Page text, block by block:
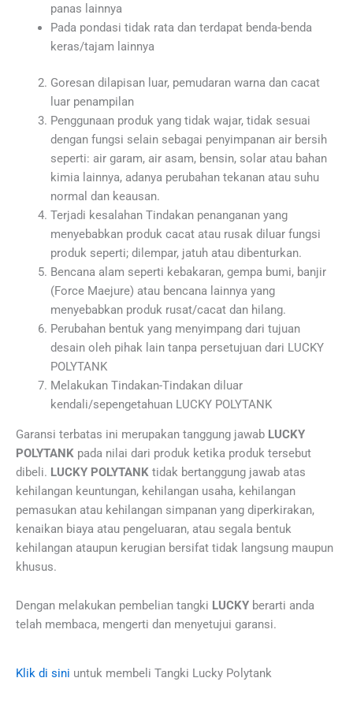
panas lainnya
Pada pondasi tidak rata dan terdapat benda-benda
keras/tajam lainnya
Goresan dilapisan luar, pemudaran warna dan cacat
luar penampilan
Penggunaan produk yang tidak wajar, tidak sesuai
dengan fungsi selain sebagai penyimpanan air bersih
seperti: air garam, air asam, bensin, solar atau bahan
kimia lainnya, adanya perubahan tekanan atau suhu
normal dan keausan.
Terjadi kesalahan Tindakan penanganan yang
menyebabkan produk cacat atau rusak diluar fungsi
produk seperti; dilempar, jatuh atau dibenturkan.
Bencana alam seperti kebakaran, gempa bumi, banjir
(Force Maejure) atau bencana lainnya yang
menyebabkan produk rusat/cacat dan hilang.
Perubahan bentuk yang menyimpang dari tujuan
desain oleh pihak lain tanpa persetujuan dari LUCKY
POLYTANK
Melakukan Tindakan-Tindakan diluar
kendali/sepengetahuan LUCKY POLYTANK
Garansi terbatas ini merupakan tanggung jawab LUCKY
POLYTANK pada nilai dari produk ketika produk tersebut
dibeli. LUCKY POLYTANK tidak bertanggung jawab atas
kehilangan keuntungan, kehilangan usaha, kehilangan
pemasukan atau kehilangan simpanan yang diperkirakan,
kenaikan biaya atau pengeluaran, atau segala bentuk
kehilangan ataupun kerugian bersifat tidak langsung maupun
khusus.
Dengan melakukan pembelian tangki LUCKY berarti anda
telah membaca, mengerti dan menyetujui garansi.
Klik di sini untuk membeli Tangki Lucky Polytank